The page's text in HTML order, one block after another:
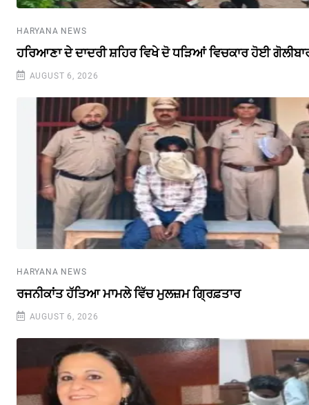
HARYANA NEWS
ਹਰਿਆਣਾ ਦੇ ਦਾਦਰੀ ਸ਼ਹਿਰ ਵਿਖੇ ਦੋ ਧੜਿਆਂ ਵਿਚਕਾਰ ਹੋਈ
AUGUST 6, 2026
HARYANA NEWS
ਰਜਨੀਕਾਂਤ ਹੱਤਿਆ ਮਾਮਲੇ ਵਿੱਚ ਮੁਲਜ਼ਮ ਗ੍ਰਿਫ਼ਤਾਰ
AUGUST 6, 2026